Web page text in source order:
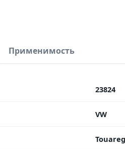
Применимость
23824
VW